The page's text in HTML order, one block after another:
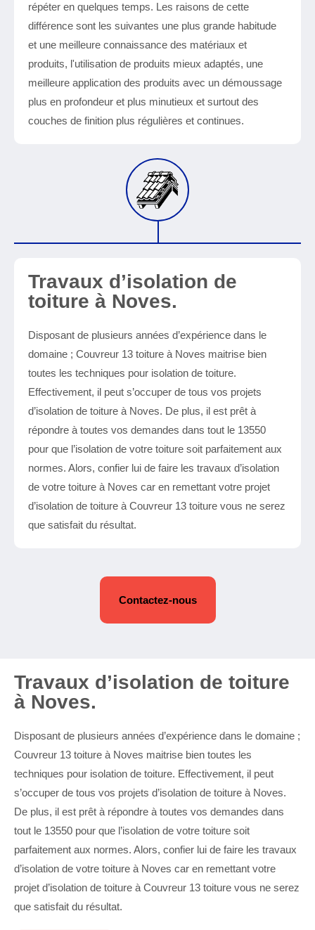
répéter en quelques temps. Les raisons de cette
différence sont les suivantes une plus grande habitude
et une meilleure connaissance des matériaux et
produits, l'utilisation de produits mieux adaptés, une
meilleure application des produits avec un démoussage
plus en profondeur et plus minutieux et surtout des
couches de finition plus régulières et continues.
Travaux d’isolation de
toiture à Noves.
Disposant de plusieurs années d’expérience dans le
domaine ; Couvreur 13 toiture à Noves maitrise bien
toutes les techniques pour isolation de toiture.
Effectivement, il peut s’occuper de tous vos projets
d’isolation de toiture à Noves. De plus, il est prêt à
répondre à toutes vos demandes dans tout le 13550
pour que l’isolation de votre toiture soit parfaitement aux
normes. Alors, confier lui de faire les travaux d’isolation
de votre toiture à Noves car en remettant votre projet
d’isolation de toiture à Couvreur 13 toiture vous ne serez
que satisfait du résultat.
Contactez-nous
Travaux d’isolation de toiture
à Noves.
Disposant de plusieurs années d’expérience dans le domaine ;
Couvreur 13 toiture à Noves maitrise bien toutes les
techniques pour isolation de toiture. Effectivement, il peut
s’occuper de tous vos projets d’isolation de toiture à Noves.
De plus, il est prêt à répondre à toutes vos demandes dans
tout le 13550 pour que l’isolation de votre toiture soit
parfaitement aux normes. Alors, confier lui de faire les travaux
d’isolation de votre toiture à Noves car en remettant votre
projet d’isolation de toiture à Couvreur 13 toiture vous ne serez
que satisfait du résultat.